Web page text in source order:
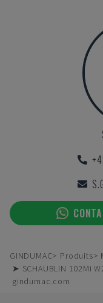
GINDUMAC Produits
➤ SCHAUBLIN 102Mi
gindumac.com